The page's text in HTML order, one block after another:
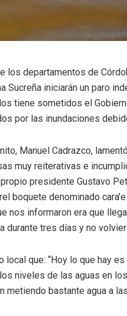
los departamentos de
Sucreña iniciarán un paro
tiene sometidos el
por las inundaciones
Manuel Cadrazco,
muy reiterativas e
presidente Gustavo
boquete denominado
nos informaron era que
durante tres días y no
local que: “Hoy lo que hay
niveles de las aguas en
metiendo bastante agua a